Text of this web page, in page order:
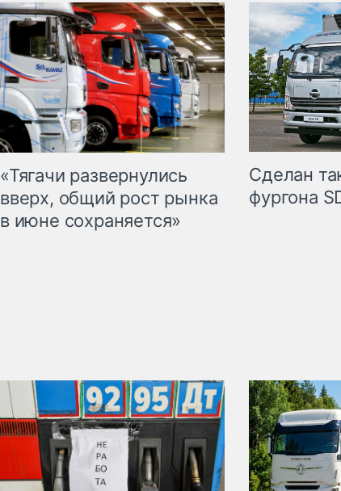
«Тягачи развернулись
вверх, общий рост рынка
в июне сохраняется»
Сделан
фургона